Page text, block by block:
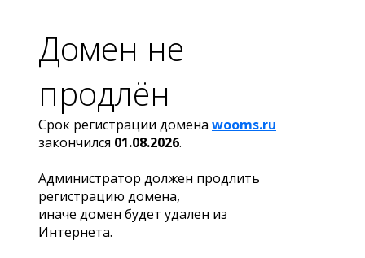
Домен не
продлён
Срок регистрации домена wooms.ru
закончился 01.08.2026.
Администратор должен продлить
регистрацию домена,
иначе домен будет удален из
Интернета.